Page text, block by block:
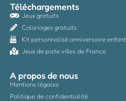
Téléchargements
Jeux gratuits
Coloriages gratuits
Kit personnalisé anniversaire enfant
Jeux de piste villes de France
A propos de nous
Mentions légales
Politique de confidentialité